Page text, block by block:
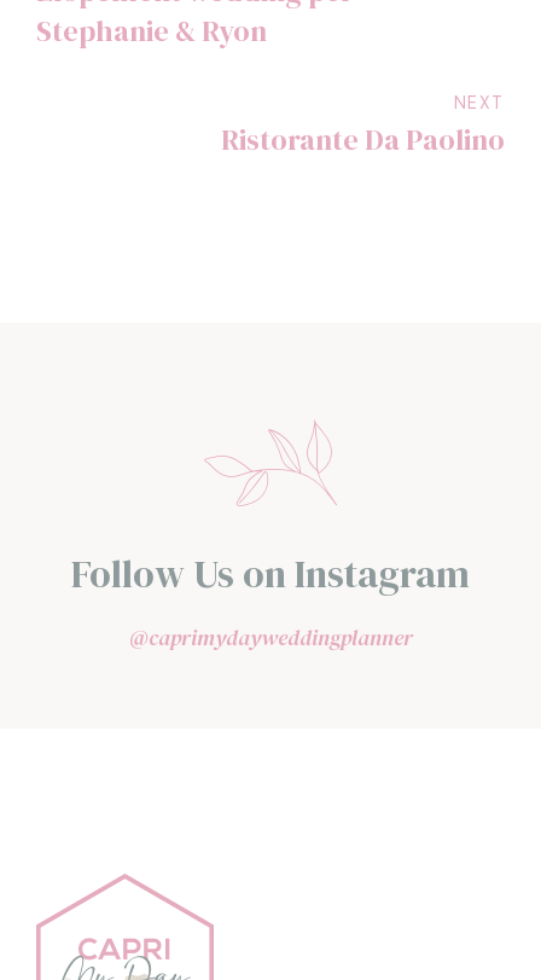
Stephanie & Ryon
NEXT
Ristorante Da Paolino
Follow Us on Instagram
@caprimydayweddingplanner